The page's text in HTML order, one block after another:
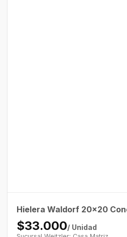
Hielera Waldorf 20×20
$33.000/ Unidad